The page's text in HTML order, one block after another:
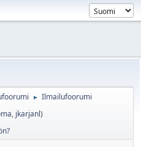
► Ilmailufoorumi
, jkarjanl)